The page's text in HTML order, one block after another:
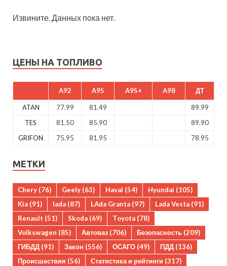
Извините. Данных пока нет.
ЦЕНЫ НА ТОПЛИВО
A92 A95 A95+ A98 ДТ
ATAN 77.99 81.49
89.99
TES
81.50 85.90
89.90
GRIFON
75.95 81.95 78.95
МЕТКИ
Chery (76) Geely (63) Haval (54) Hyundai (105)
Kia (91) lada (87) LAda Granta (97) Lada Vesta (91)
Renault (51) Skoda (69) Toyota (78)
Volkswagen (85) Автоваз (706) Безопасность (209)
ГИБДД (91) Закон (556) ОСАГО (49) ПДД (136)
Происшествия (56) Статистика и рейтинги (317)